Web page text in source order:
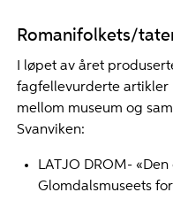
Romanifolkets/
I løpet av året
fagfellevurderte artikler
mellom museum og
Svanviken:
LATJO DROM-
Glomdalsmuseets